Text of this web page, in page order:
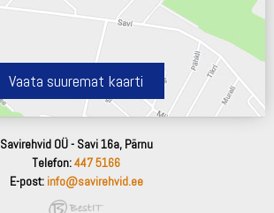
Vaata suuremat kaarti
Savirehvid OÜ - Savi 16a, Pärnu
Telefon:447 5166
E-post: info@savirehvid.ee